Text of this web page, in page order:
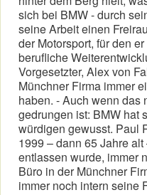
sich bei BMW - durch
seine Arbeit einen
der Motorsport, für den
berufliche
Vorgesetzter, Alex von
Münchner Firma immer
haben. - Auch wenn das
gedrungen ist: BMW hat
würdigen gewusst. Paul
1999 – dann 65 Jahre
entlassen wurde, immer
Büro in der Münchner
immer noch intern seine